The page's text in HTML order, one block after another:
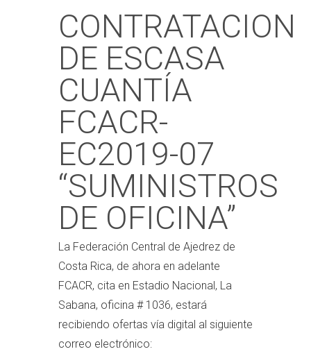
CONTRATACION
DE ESCASA
CUANTÍA
FCACR-
EC2019-07
“SUMINISTROS
DE OFICINA”
La Federación Central de Ajedrez de
Costa Rica, de ahora en adelante
FCACR, cita en Estadio Nacional, La
Sabana, oficina # 1036, estará
recibiendo ofertas vía digital al siguiente
correo electrónico: